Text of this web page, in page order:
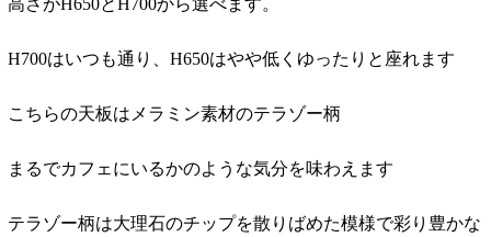
高さがH650とH700から選べます。
H700はいつも通り、H650はやや低くゆったりと座れます
こちらの天板はメラミン素材のテラゾー柄
まるでカフェにいるかのような気分を味わえます
テラゾー柄は大理石のチップを散りばめた模様で彩り豊かな